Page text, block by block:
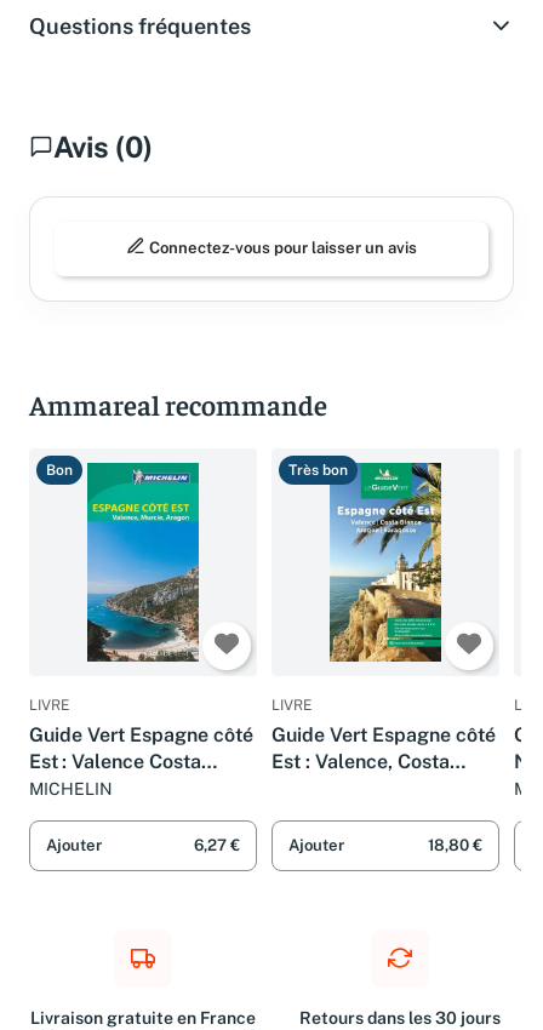
Questions fréquentes
Avis (0)
Connectez-vous pour laisser un avis
Ammareal recommande
Bon
LIVRE
Guide Vert Espagne côté
Est : Valence Costa
Blanca Baléares Aragon
MICHELIN
Ajouter 6,27 €
Très bon
LIVRE
Guide Vert Espagne côté
Est : Valence, Costa
Ajouter 18,80 €
Livraison gratuite en France
Retours dans les 30 jours